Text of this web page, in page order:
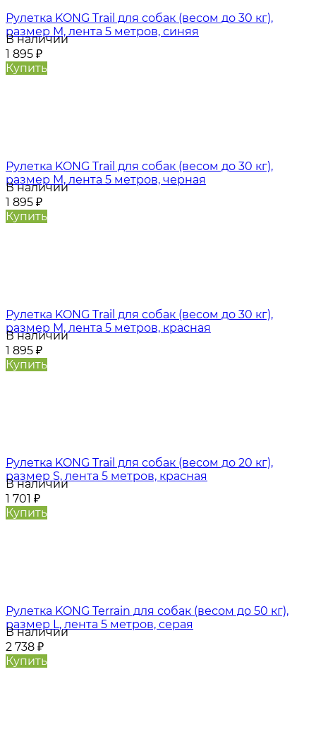
Рулетка KONG Trail для собак (весом до 30 кг),
размер M, лента 5 метров, синяя
В наличии
1 895 ₽
Купить
Рулетка KONG Trail для собак (весом до 30 кг),
размер M, лента 5 метров, черная
В наличии
1 895 ₽
Купить
Рулетка KONG Trail для собак (весом до 30 кг),
размер M, лента 5 метров, красная
В наличии
1 895 ₽
Купить
Рулетка KONG Trail для собак (весом до 20 кг),
размер S, лента 5 метров, красная
В наличии
1 701 ₽
Купить
Рулетка KONG Terrain для собак (весом до 50 кг),
размер L, лента 5 метров, серая
В наличии
2 738 ₽
Купить